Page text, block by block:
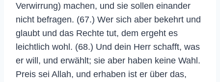
Verwirrung) machen, und sie sollen einander
nicht befragen. (67.) Wer sich aber bekehrt und
glaubt und das Rechte tut, dem ergeht es
leichtlich wohl. (68.) Und dein Herr schafft, was
er will, und erwählt; sie aber haben keine Wahl.
Preis sei Allah, und erhaben ist er über das,